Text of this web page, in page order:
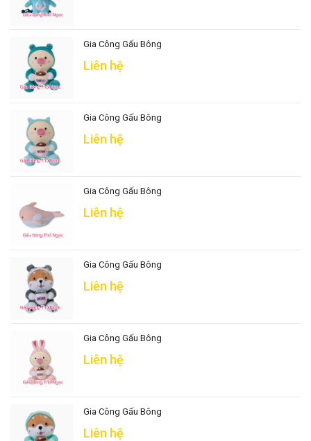
Gia Công Gấu Bông
Liên hệ
Gia Công Gấu Bông
Liên hệ
Gia Công Gấu Bông
Liên hệ
Gia Công Gấu Bông
Liên hệ
Gia Công Gấu Bông
Liên hệ
Gia Công Gấu Bông
Liên hệ